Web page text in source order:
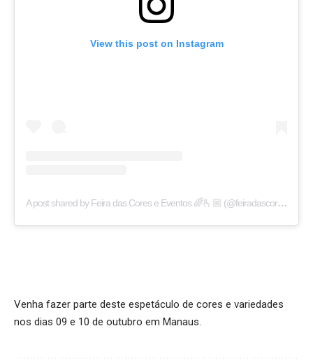
View this post on Instagram
A post shared by Feira das Cores e Eventos 🌈🫰🏼 (@feiradascoresam)
Venha fazer parte deste espetáculo de cores e variedades
nos dias 09 e 10 de outubro em Manaus.